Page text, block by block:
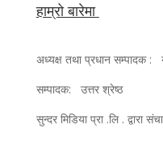
हाम्रो बारेमा
अध्यक्ष तथा प्रधान सम्पादक :
सम्पादक: उत्तर श्रेष्ठ
सुन्दर मिडिया प्रा .लि . द्वारा